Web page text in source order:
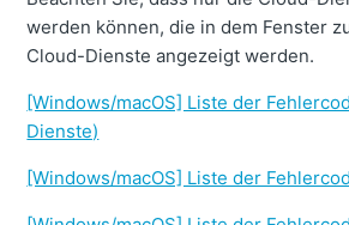
werden können, die in dem Fenster
Cloud-Dienste angezeigt werden.
[Windows/macOS] Liste der
Dienste)
[Windows/macOS] Liste der